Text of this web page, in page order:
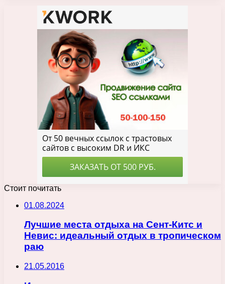
Стоит почитать
01.08.2024
Лучшие места отдыха на Сент-Китс и
Невис: идеальный отдых в тропическом
раю
21.05.2016